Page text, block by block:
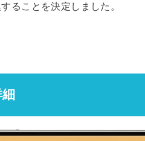
ることを決定しました。